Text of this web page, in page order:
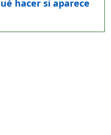
hacer si aparece